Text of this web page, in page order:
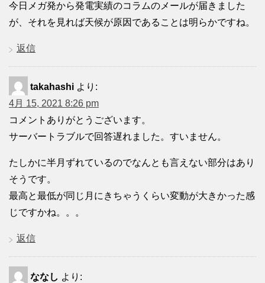
今日メガ発から発電実績のコラムのメールが届きました
が、それを見れば天候が原因であることは明らかですね。
返信
takahashi より:
4月 15, 2021 8:26 pm
コメントありがとうございます。
サーバートラブルで回答遅れました。すいません。
たしかに半月ずれているのでなんとも言えない部分はあり
そうです。
最高と最低が同じ月にきちゃうくらい変動が大きかった感
じですかね。。。
返信
ななし より: